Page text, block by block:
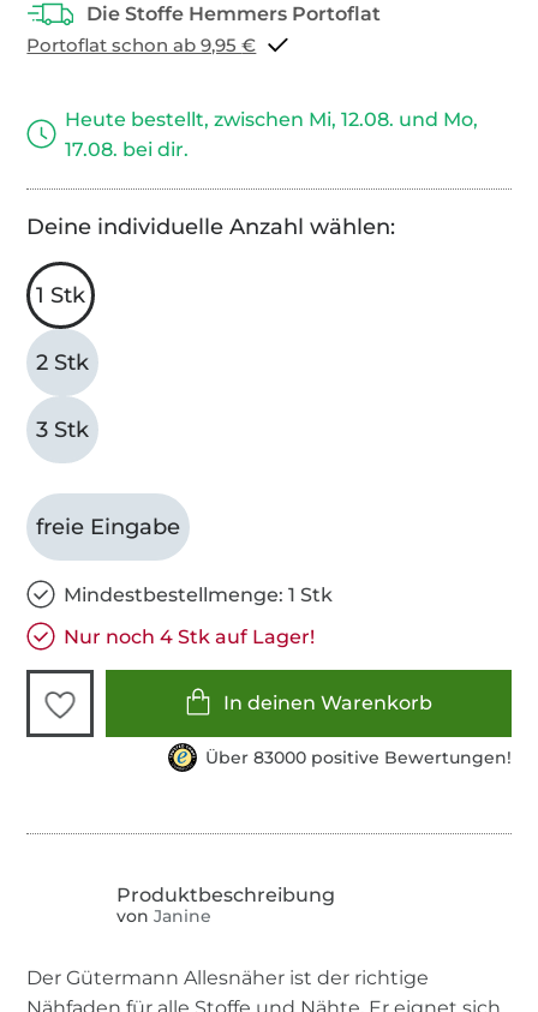
Portoflat schon ab 9,95 €
Heute bestellt, zwischen Mi, 12.08. und Mo,
17.08. bei dir.
Deine individuelle Anzahl wählen:
1 Stk
2 Stk
3 Stk
freie Eingabe
Mindestbestellmenge: 1 Stk
Nur noch 4 Stk auf Lager!
In deinen Warenkorb
Über 83000 positive Bewertungen!
von Janine
Der Gütermann Allesnäher ist der richtige